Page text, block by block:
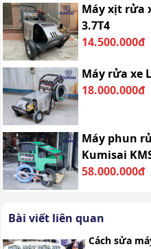
Máy xịt rửa
3.7T4
14.500.000đ
Máy rửa xe
18.000.000đ
Máy phun
Kumisai
58.000.000đ
Bài viết liên quan
Cách sửa